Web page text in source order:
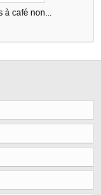
à café non...